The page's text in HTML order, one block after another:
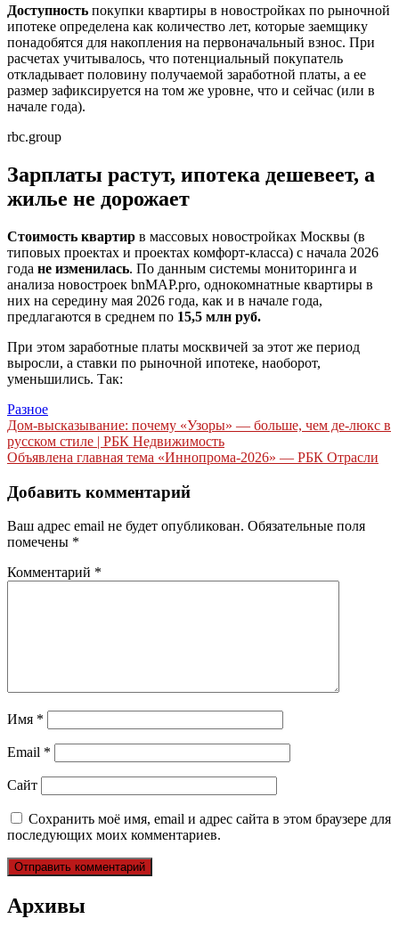
Доступность покупки квартиры в новостройках по рыночной
ипотеке определена как количество лет, которые заемщику
понадобятся для накопления на первоначальный взнос. При
расчетах учитывалось, что потенциальный покупатель
откладывает половину получаемой заработной платы, а ее
размер зафиксируется на том же уровне, что и сейчас (или в
начале года).
rbc.group
Зарплаты растут, ипотека дешевеет, а
жилье не дорожает
Стоимость квартир в массовых новостройках Москвы (в
типовых проектах и проектах комфорт-класса) с начала 2026
года не изменилась. По данным системы мониторинга и
анализа новостроек bnMAP.pro, однокомнатные квартиры в
них на середину мая 2026 года, как и в начале года,
предлагаются в среднем по 15,5 млн руб.
При этом заработные платы москвичей за этот же период
выросли, а ставки по рыночной ипотеке, наоборот,
уменьшились. Так:
Разное
Навигация
по
Дом-высказывание: почему «Узоры» — больше, чем де-люкс в
русском стиле | РБК Недвижимость
Объявлена главная тема «Иннопрома-2026» — РБК Отрасли
Добавить комментарий
Ваш адрес email не будет опубликован. Обязательные поля
помечены *
Комментарий *
Имя *
Email *
Сайт
Сохранить моё имя, email и адрес сайта в этом браузере для
последующих моих комментариев.
Архивы